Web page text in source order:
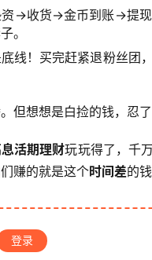
→收货→金币到账→提现
。
线！买完赶紧退粉丝团
但想想是白捡的钱，忍了
活期理财玩玩得了，千
赚的就是这个时间差的
登录